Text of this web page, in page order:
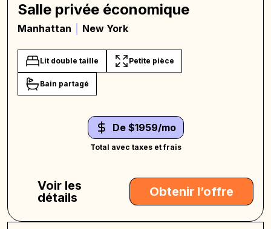
Salle privée économique
Manhattan New York
Lit double taille Petite pièce
Bain partagé
De $1959/mo
Total avec taxes et frais
Voir les
détails
Obtenir l’offre